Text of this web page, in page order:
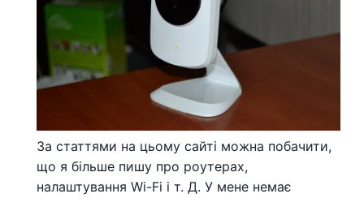
За статтями на цьому сайті можна побачити,
що я більше пишу про роутерах,
налаштування Wi-Fi і т. Д. У мене немає